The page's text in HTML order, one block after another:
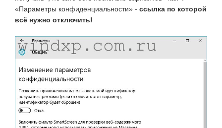
«Параметры конфиденциальности» - ссылка по которой
всё нужно отключить!